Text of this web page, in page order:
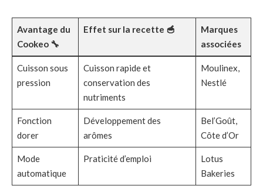
Avantage du
Cookeo 🔧
Effet sur la recette 🥣
Marques
associées
Cuisson sous
pression
Cuisson rapide et
conservation des
nutriments
Moulinex,
Nestlé
Fonction
dorer
Développement des
arômes
Bel’Goût,
Côte d’Or
Mode
automatique
Praticité d’emploi
Lotus
Bakeries